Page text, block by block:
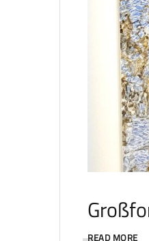
READ MORE